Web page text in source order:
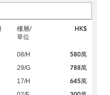
樓層/
單位
HK$
08/H 580萬
29/G 788萬
17/H 645萬